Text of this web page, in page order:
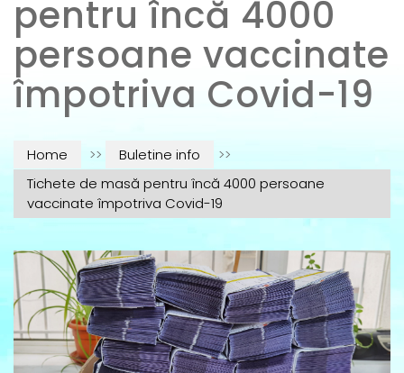
pentru încă 4000
persoane vaccinate
împotriva Covid-19
Home >> Buletine info
>>
Tichete de masă pentru încă 4000 persoane
vaccinate împotriva Covid-19